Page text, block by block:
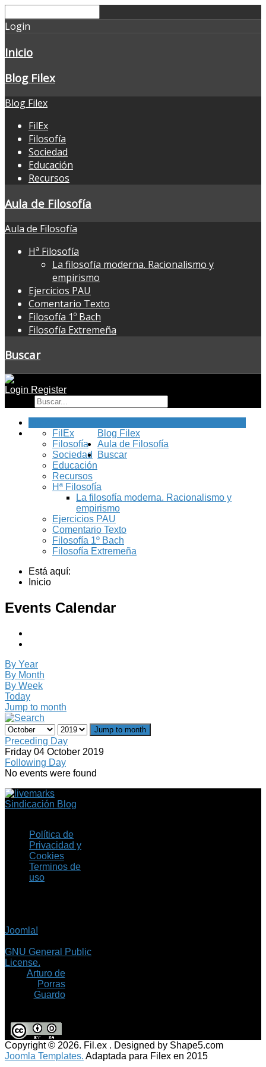
Login
Inicio
Blog Filex
Blog Filex
FilEx
Filosofía
Sociedad
Educación
Recursos
Aula de Filosofía
Aula de Filosofía
Hª Filosofía
La filosofía moderna. Racionalismo y
empirismo
Ejercicios PAU
Comentario Texto
Filosofía 1º Bach
Filosofía Extremeña
Buscar
Login Register
Blog Filex
FilEx
Filosofía
Sociedad
Educación
Recursos
Aula de Filosofía
Hª Filosofía
La filosofía moderna. Racionalismo y
empirismo
Ejercicios PAU
Comentario Texto
Filosofía 1º Bach
Filosofía Extremeña
Buscar
Está aquí:
Inicio
Events Calendar
By Year
By Month
By Week
Today
Jump to month
Jump to month
Preceding Day
Friday 04 October 2019
Following Day
No events were found
Sindicación Blog
Política de
Privacidad y
Cookies
Terminos de
uso
Joomla!
GNU General Public
License.
Arturo de
Porras
Guardo
Copyright © 2026. Fil.ex . Designed by Shape5.com
Joomla Templates. Adaptada para Filex en 2015